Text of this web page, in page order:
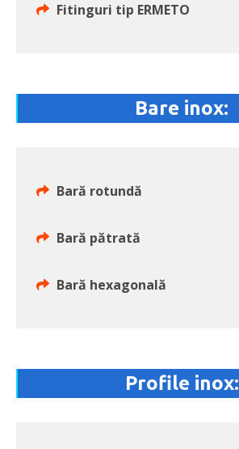
Fitinguri tip ERMETO
Bare inox:
Bară rotundă
Bară pătrată
Bară hexagonală
Profile inox: